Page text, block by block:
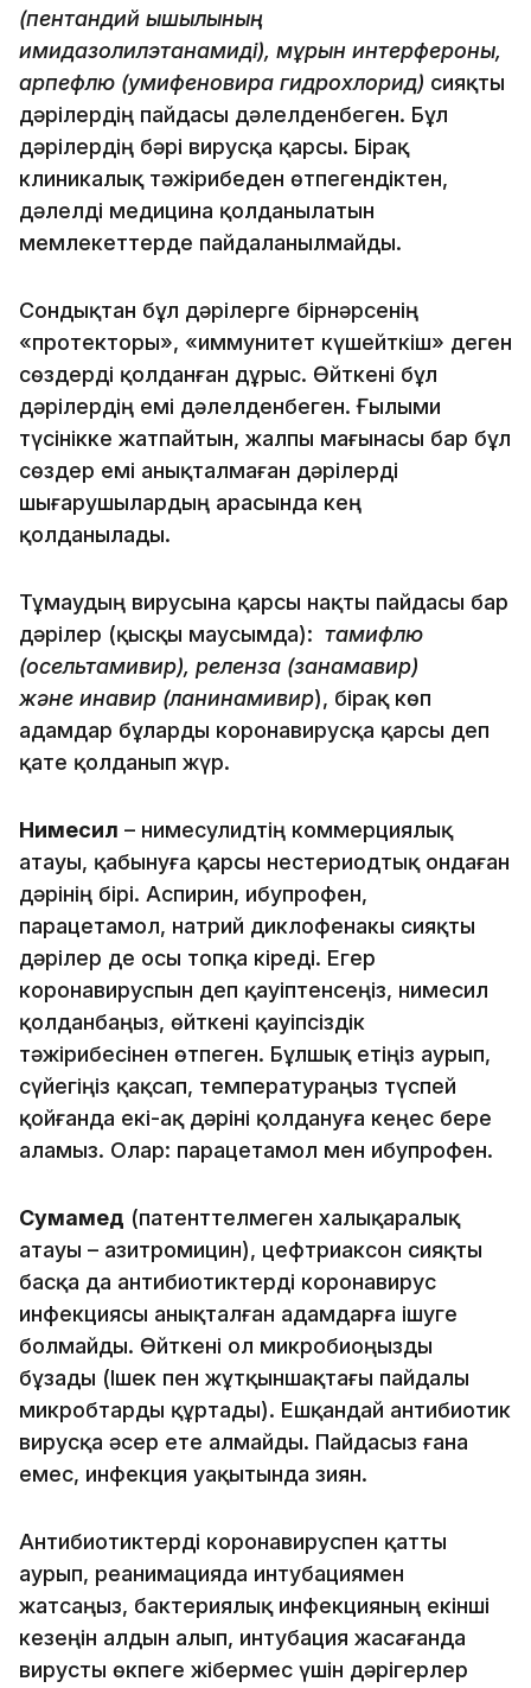
(пентандий қышқылының
имидазолилэтанамиді), мұрын интерфероны,
арпефлю (умифеновира гидрохлорид) сияқты
дәрілердің пайдасы дәлелденбеген. Бұл
дәрілердің бәрі вирусқа қарсы. Бірақ
клиникалық тәжірибеден өтпегендіктен,
дәлелді медицина қолданылатын
мемлекеттерде пайдаланылмайды.
Сондықтан бұл дәрілерге бірнәрсенің
«протекторы», «иммунитет күшейткіш» деген
сөздерді қолданған дұрыс. Өйткені бұл
дәрілердің емі дәлелденбеген. Ғылыми
түсінікке жатпайтын, жалпы мағынасы бар бұл
сөздер емі анықталмаған дәрілерді
шығарушылардың арасында кең
қолданылады.
Тұмаудың вирусына қарсы нақты пайдасы бар
дәрілер (қысқы маусымда): тамифлю
(осельтамивир), реленза (занамавир)
және инавир (ланинамивир), бірақ көп
адамдар бұларды коронавирусқа қарсы деп
қате қолданып жүр.
Нимесил – нимесулидтің коммерциялық
атауы, қабынуға қарсы нестериодтық ондаған
дәрінің бірі. Аспирин, ибупрофен,
парацетамол, натрий диклофенакы сияқты
дәрілер де осы топқа кіреді. Егер
коронавируспын деп қауіптенсеңіз, нимесил
қолданбаңыз, өйткені қауіпсіздік
тәжірибесінен өтпеген. Бұлшық етіңіз аурып,
сүйегіңіз қақсап, температураңыз түспей
қойғанда екі-ақ дәріні қолдануға кеңес бере
аламыз. Олар: парацетамол мен ибупрофен.
Сумамед (патенттелмеген халықаралық
атауы – азитромицин), цефтриаксон сияқты
басқа да антибиотиктерді коронавирус
инфекциясы анықталған адамдарға ішуге
болмайды. Өйткені ол микробиоңызды
бұзады (Ішек пен жұтқыншақтағы пайдалы
микробтарды құртады). Ешқандай антибиотик
вирусқа әсер ете алмайды. Пайдасыз ғана
емес, инфекция уақытында зиян.
Антибиотиктерді коронавируспен қатты
аурып, реанимацияда интубациямен
жатсаңыз, бактериялық инфекцияның екінші
кезеңін алдын алып, интубация жасағанда
вирусты өкпеге жібермес үшін дәрігерлер